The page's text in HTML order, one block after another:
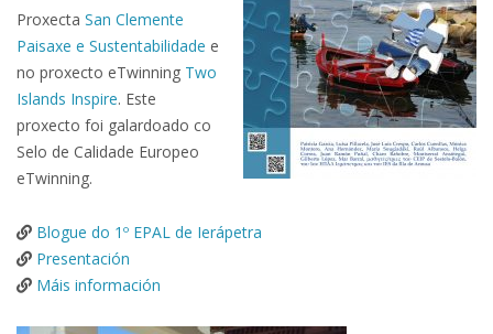
Proxecta San Clemente
Paisaxe e Sustentabilidade e
no proxecto eTwinning Two
Islands Inspire. Este
proxecto foi galardoado co
Selo de Calidade Europeo
eTwinning.
Blogue do 1º EPAL de Ierápetra
Presentación
Máis información